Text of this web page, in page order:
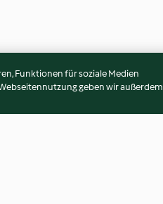
Funktionen für soziale Medien
geben wir außerdem